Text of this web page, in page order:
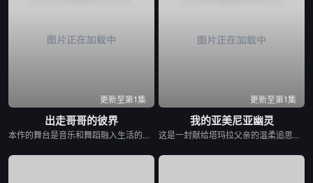
更新至第1集
出走哥哥的彼界
本作的舞台是音乐和舞蹈融入生活的冲绳。与母亲朱音、妹妹舞一起生活的照屋踊，憧憬舞蹈学校的丽莎，开始了舞蹈生涯。朱音为了支撑家数在酒吧工作，不擅长与人打交道的舞总是在学校前专心地注视着哥哥的身影。不久，踊与丽莎组成一对，绽放了她的才能。
更新至第1集
我的亚美尼亚幽灵
这是一封献给塔玛拉父亲的温柔追思信，她的父亲曾是苏联亚美尼亚的电影演员。塔玛拉从小就在电视上目睹了他的风采，而她自己后来也成为了一名电影制作人。影片带领观众进行了一场迷人的梦游，穿越亚美尼亚电影历史的景观。